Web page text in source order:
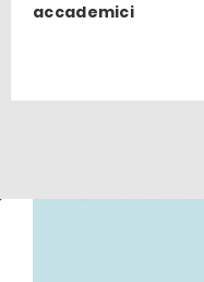
accademici